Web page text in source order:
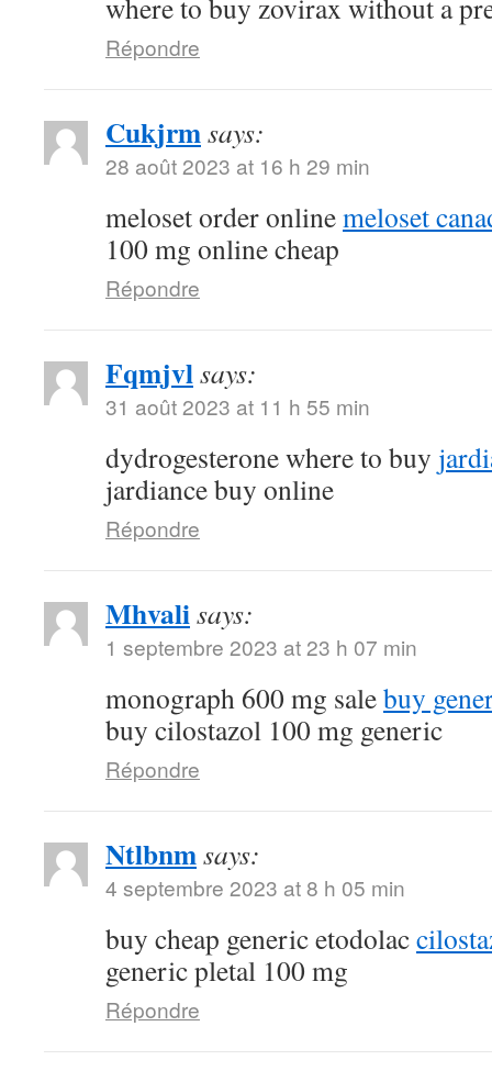
Répondre
Cukjrmsays:
28 août 2023 at 16 h 29 min
meloset order onlinemeloset
100 mg online cheap
Répondre
Fqmjvlsays:
31 août 2023 at 11 h 55 min
dydrogesterone where to buy
jardiance buy online
Répondre
Mhvalisays:
1 septembre 2023 at 23 h 07 min
monograph 600 mg salebuy
buy cilostazol 100 mg generic
Répondre
Ntlbnmsays:
4 septembre 2023 at 8 h 05 min
buy cheap generic etodolac
generic pletal 100 mg
Répondre